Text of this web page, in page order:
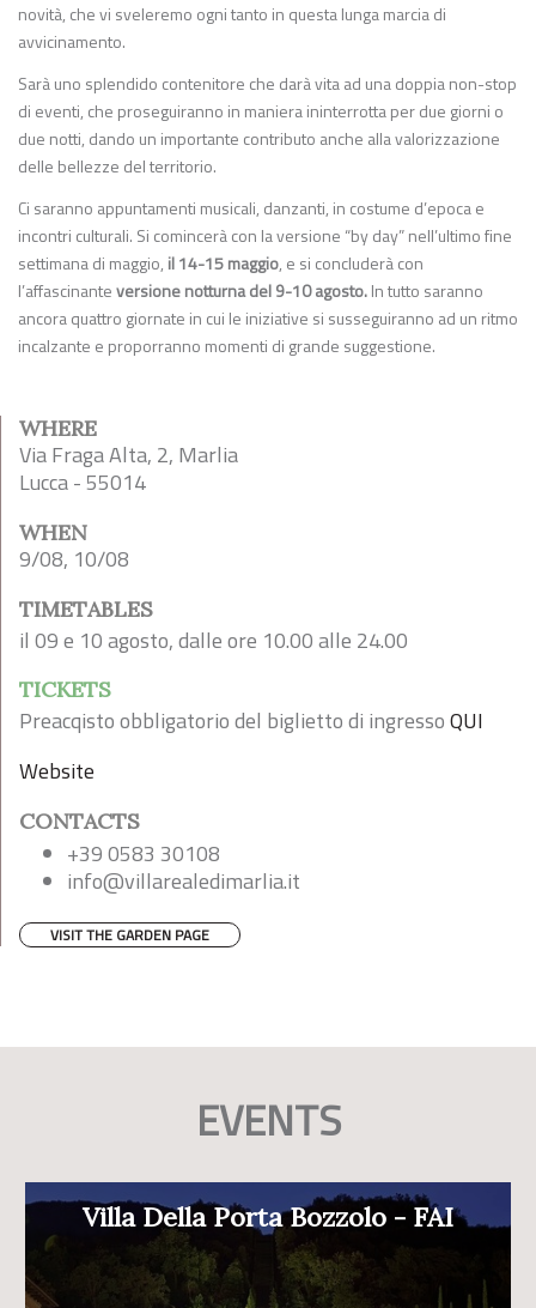
novità, che vi sveleremo ogni tanto in questa lunga marcia di
avvicinamento.
Sarà uno splendido contenitore che darà vita ad una doppia non-stop
di eventi, che proseguiranno in maniera ininterrotta per due giorni o
due notti, dando un importante contributo anche alla valorizzazione
delle bellezze del territorio.
Ci saranno appuntamenti musicali, danzanti, in costume d’epoca e
incontri culturali. Si comincerà con la versione “by day” nell’ultimo fine
settimana di maggio, il 14-15 maggio, e si concluderà con
l’affascinanteversione notturna del 9-10 agosto.In tutto saranno
ancora quattro giornate in cui le iniziative si susseguiranno ad un ritmo
incalzante e proporranno momenti di grande suggestione.
WHERE
Via Fraga Alta, 2, Marlia
Lucca - 55014
WHEN
9/08, 10/08
TIMETABLES
il 09 e 10 agosto, dalle ore 10.00 alle 24.00
TICKETS
Preacqisto obbligatorio del biglietto di ingressoQUI
Website
CONTACTS
+39 0583 30108
info@villarealedimarlia.it
VISIT THE GARDEN PAGE
EVENTS
Villa Della Porta Bozzolo - FAI